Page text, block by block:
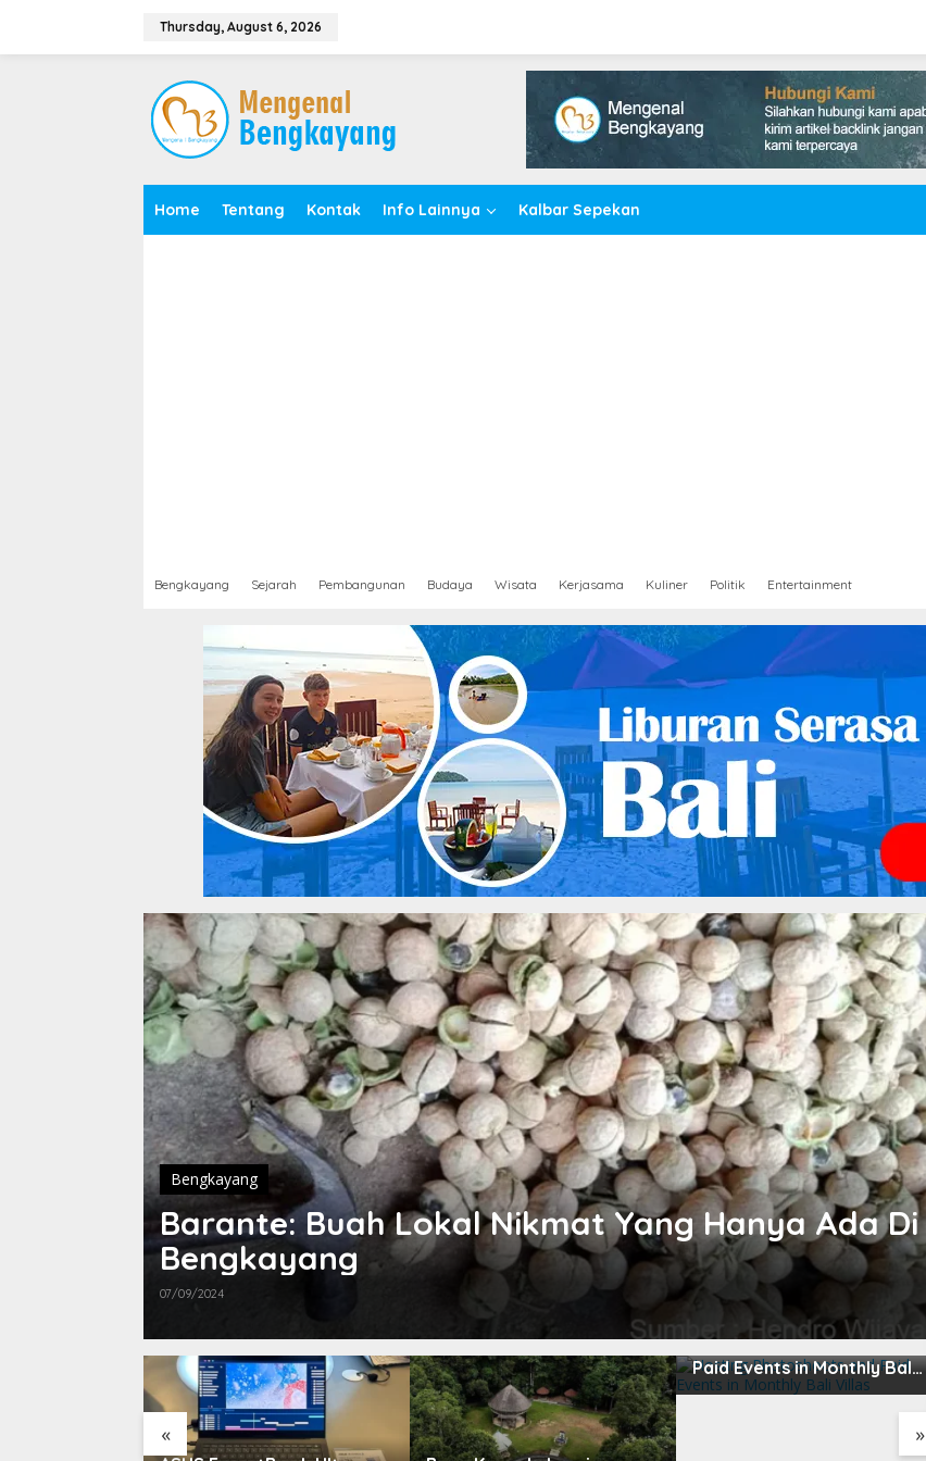
Thursday, August 6, 2026
Home Tentang Kontak Info Lainnya Kalbar Sepekan
Bengkayang Sejarah Pembangunan Budaya Wisata Kerjasama Kuliner Politik Entertainment
Bengkayang
Barante: Buah Lokal Nikmat Yang Hanya Ada Di
Bengkayang
07/09/2024
« »
Hosting Photoshoots and
Paid Events in Monthly Bali
Villas